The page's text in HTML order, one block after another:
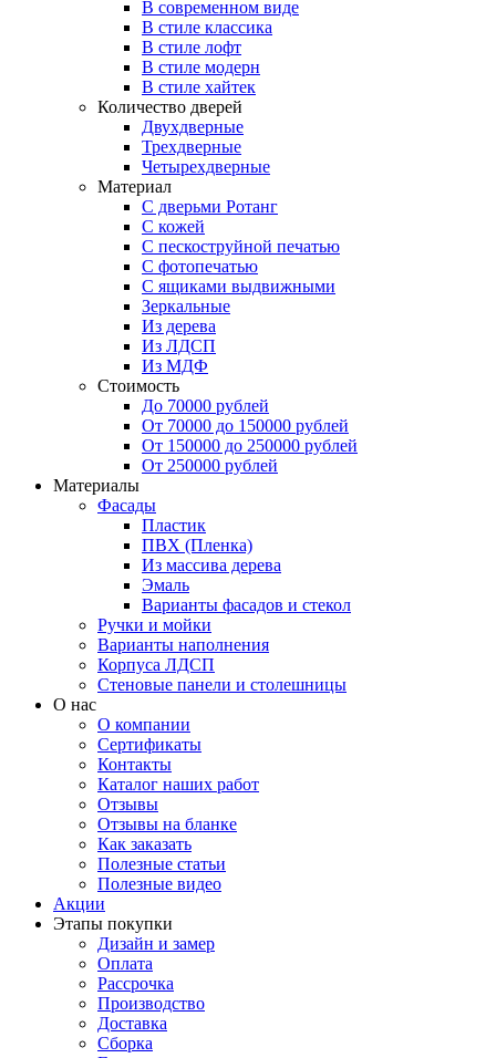
В современном виде
В стиле классика
В стиле лофт
В стиле модерн
В стиле хайтек
Количество дверей
Двухдверные
Трехдверные
Четырехдверные
Материал
C дверьми Ротанг
C кожей
C пескоструйной печатью
C фотопечатью
C ящиками выдвижными
Зеркальные
Из дерева
Из ЛДСП
Из МДФ
Стоимость
До 70000 рублей
От 70000 до 150000 рублей
От 150000 до 250000 рублей
От 250000 рублей
Материалы
Фасады
Пластик
ПВХ (Пленка)
Из массива дерева
Эмаль
Варианты фасадов и стекол
Ручки и мойки
Варианты наполнения
Корпуса ЛДСП
Стеновые панели и столешницы
О нас
О компании
Сертификаты
Контакты
Каталог наших работ
Отзывы
Отзывы на бланке
Как заказать
Полезные статьи
Полезные видео
Акции
Этапы покупки
Дизайн и замер
Оплата
Рассрочка
Производство
Доставка
Сборка